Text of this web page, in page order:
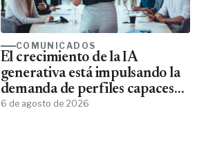
COMUNICADOS
El crecimiento de la IA
generativa está impulsando la
demanda de perfiles capaces
de aplicar esta tecnología
6 de agosto de 2026